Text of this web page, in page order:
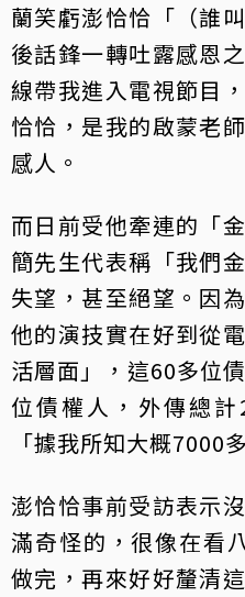
蘭笑虧澎恰恰「（誰
後話鋒一轉吐露感恩
線帶我進入電視節目
恰恰，是我的啟蒙老
感人。
而日前受他牽連的「
簡先生代表稱「我們
失望，甚至絕望。因
他的演技實在好到從
活層面」，這60多位
位債權人，外傳總
「據我所知大概7000
澎恰恰事前受訪表示
滿奇怪的，很像在看
做完，再來好好釐清